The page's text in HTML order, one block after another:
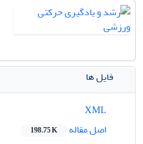
فایل ها
اصل مقاله
198.75 K